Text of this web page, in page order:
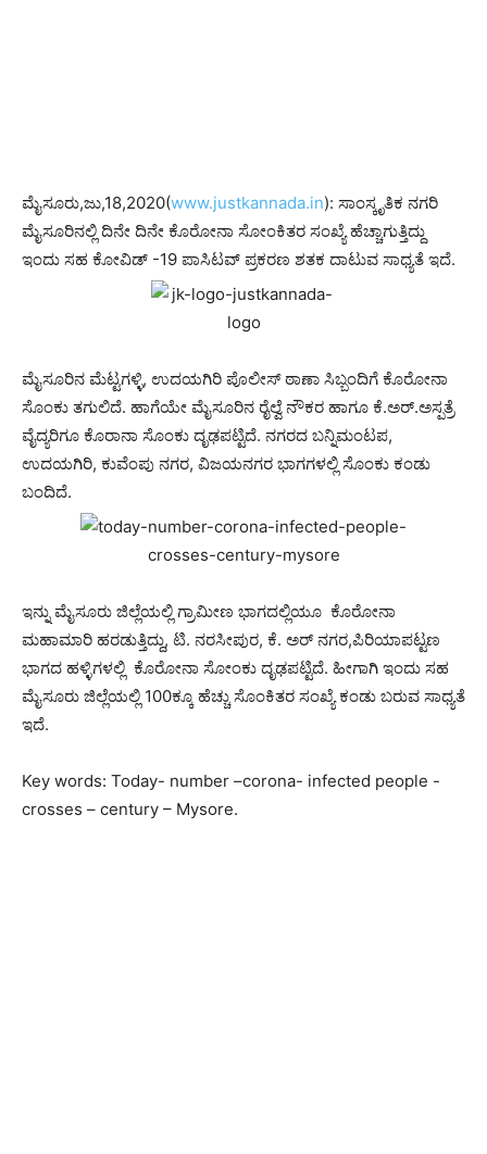
ಮೈಸೂರು,ಜು,18,2020(www.justkannada.in): ಸಾಂಸ್ಕೃತಿಕ ನಗರಿ
ಮೈಸೂರಿನಲ್ಲಿ ದಿನೇ ದಿನೇ ಕೊರೋನಾ ಸೋಂಕಿತರ ಸಂಖ್ಯೆ ಹೆಚ್ಚಾಗುತ್ತಿದ್ದು
ಇಂದು ಸಹ ಕೋವಿಡ್ -19 ಪಾಸಿಟವ್ ಪ್ರಕರಣ ಶತಕ ದಾಟುವ ಸಾಧ್ಯತೆ ಇದೆ.
ಮೈಸೂರಿನ ಮೆಟ್ಟಗಳ್ಳಿ, ಉದಯಗಿರಿ ಪೊಲೀಸ್ ಠಾಣಾ ಸಿಬ್ಬಂದಿಗೆ ಕೊರೋನಾ
ಸೊಂಕು ತಗುಲಿದೆ. ಹಾಗೆಯೇ ಮೈಸೂರಿನ ರೈಲ್ವೆ ನೌಕರ ಹಾಗೂ ಕೆ.ಅರ್‌.ಅಸ್ಪತ್ರೆ
ವೈದ್ಯರಿಗೂ ಕೊರಾನಾ ಸೊಂಕು ದೃಢಪಟ್ಟಿದೆ. ನಗರದ ಬನ್ನಿಮಂಟಪ,
ಉದಯಗಿರಿ, ಕುವೆಂಪು ನಗರ, ವಿಜಯನಗರ ಭಾಗಗಳಲ್ಲಿ ಸೊಂಕು ಕಂಡು
ಬಂದಿದೆ.
ಇನ್ನು ಮೈಸೂರು ಜಿಲ್ಲೆಯಲ್ಲಿ ಗ್ರಾಮೀಣ ಭಾಗದಲ್ಲಿಯೂ ಕೊರೋನಾ
ಮಹಾಮಾರಿ ಹರಡುತ್ತಿದ್ದು, ಟಿ. ನರಸೀಪುರ, ಕೆ. ಅರ್ ನಗರ,ಪಿರಿಯಾಪಟ್ಟಣ
ಭಾಗದ ಹಳ್ಳಿಗಳಲ್ಲಿ ಕೊರೋನಾ ಸೋಂಕು ದೃಢಪಟ್ಟಿದೆ. ಹೀಗಾಗಿ ಇಂದು ಸಹ
ಮೈಸೂರು ಜಿಲ್ಲೆಯಲ್ಲಿ 100ಕ್ಕೂ ಹೆಚ್ಚು ಸೊಂಕಿತರ ಸಂಖ್ಯೆ ಕಂಡು ಬರುವ ಸಾಧ್ಯತೆ
ಇದೆ.
Key words: Today- number –corona- infected people -
crosses – century – Mysore.